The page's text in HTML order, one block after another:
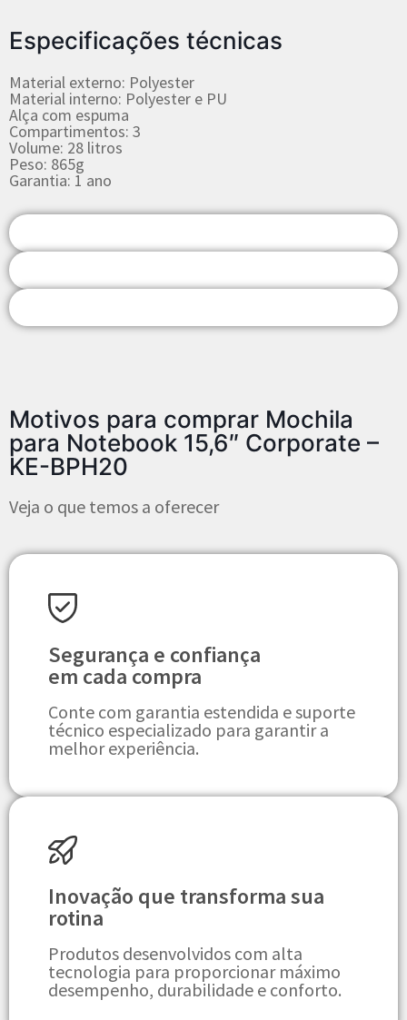
Especificações técnicas
Material externo: Polyester
Material interno: Polyester e PU
Alça com espuma
Compartimentos: 3
Volume: 28 litros
Peso: 865g
Garantia: 1 ano
Motivos para comprar Mochila
para Notebook 15,6″ Corporate –
KE-BPH20
Veja o que temos a oferecer
Segurança e confiança
em cada compra
Conte com garantia estendida e suporte
técnico especializado para garantir a
melhor experiência.
Inovação que transforma sua
rotina
Produtos desenvolvidos com alta
tecnologia para proporcionar máximo
desempenho, durabilidade e conforto.